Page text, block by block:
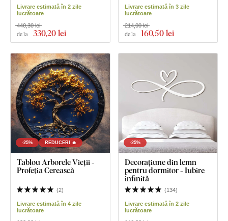
Livrare estimată în 2 zile
lucrătoare
de la 330,20 lei
440,30 lei
Livrare estimată în 3 zile
lucrătoare
de la 160,50 lei
214,00 lei
-25% REDUCERI 🔥
Tablou Arborele Vieții -
Profeția Cerească
(2)
Livrare estimată în 4 zile
lucrătoare
-25%
Decorațiune din lemn
pentru dormitor - Iubire
infinită
(134)
Livrare estimată în 2 zile
lucrătoare